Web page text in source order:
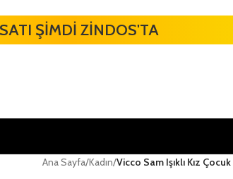
ŞİMDİ ZİNDOS'TA
Ana Sayfa/Kadın/Vicco Sam Işıklı Kız